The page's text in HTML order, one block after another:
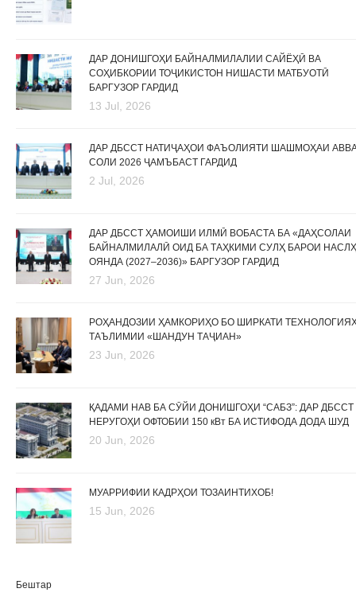
ДАР ДОНИШГОҲИ БАЙНАЛМИЛАЛИИ САЙЁҲӢ ВА
СОҲИБКОРИИ ТОҶИКИСТОН НИШАСТИ МАТБУОТӢ
БАРГУЗОР ГАРДИД
13 Jul, 2026
ДАР ДБССТ НАТИҶАҲОИ ФАЪОЛИЯТИ ШАШМОҲАИ
СОЛИ 2026 ҶАМЪБАСТ ГАРДИД
2 Jul, 2026
ДАР ДБССТ ҲАМОИШИ ИЛМӢ ВОБАСТА БА «ДАҲСОЛАИ
БАЙНАЛМИЛАЛӢ ОИД БА ТАҲКИМИ СУЛҲ БАРОИ
ОЯНДА (2027–2036)» БАРГУЗОР ГАРДИД
27 Jun, 2026
РОҲАНДОЗИИ ҲАМКОРИҲО БО ШИРКАТИ
ТАЪЛИМИИ «ШАНДУН ТАҶИАН»
23 Jun, 2026
ҚАДАМИ НАВ БА СӮЙИ ДОНИШГОҲИ “САБЗ”: ДАР ДБССТ
НЕРУГОҲИ ОФТОБИИ 150 кВт БА ИСТИФОДА ДОДА ШУД
20 Jun, 2026
МУАРРИФИИ КАДРҲОИ ТОЗАИНТИХОБ!
15 Jun, 2026
Бештар